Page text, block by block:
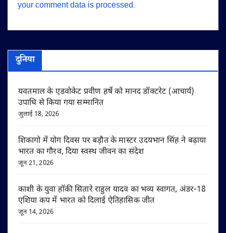
your comment data is processed.
दुनिया
यवतमाल के एडवोकेट प्रवीण हर्षे को मानद डॉक्टरेट (आचार्य)
उपाधि से किया गया सम्मानित
जुलाई 18, 2026
शिकागो में योग दिवस पर बड़ौत के मास्टर उदयभान सिंह ने बढ़ाया
भारत का गौरव, दिया स्वस्थ जीवन का संदेश
जून 21, 2026
काशी के युवा हॉकी सितारे राहुल यादव का भव्य स्वागत, अंडर-18
एशिया कप में भारत को दिलाई ऐतिहासिक जीत
जून 14, 2026